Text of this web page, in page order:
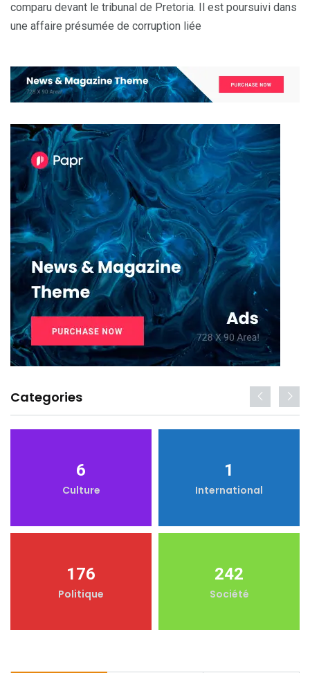
comparu devant le tribunal de Pretoria. Il est poursuivi dans
une affaire présumée de corruption liée
Categories
6
Culture
1
International
176
Politique
242
Société